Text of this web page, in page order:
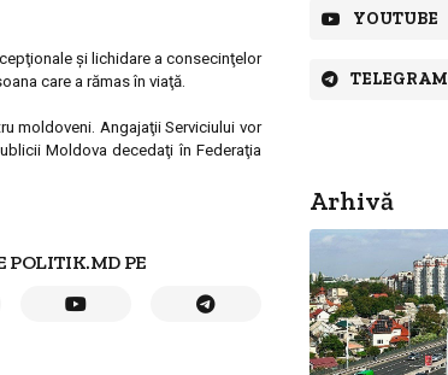
şi lichidare a consecinţelor
care a rămas în viaţă.
moldoveni. Angajaţii Serviciului vor
Moldova decedaţi în Federaţia
POLITIK.MD PE
YOUTUBE
TELEGRAM
Arhivă